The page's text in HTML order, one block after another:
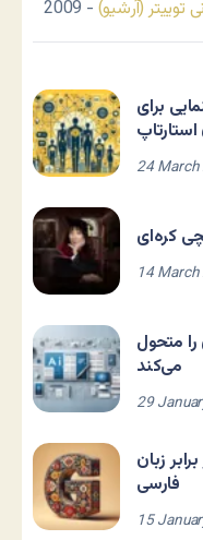
توییتر (آرشیو) - 2009
برای
استارتاپ
24
کره‌ای
14
متحول
می‌کند
29
زبان
فارسی
15